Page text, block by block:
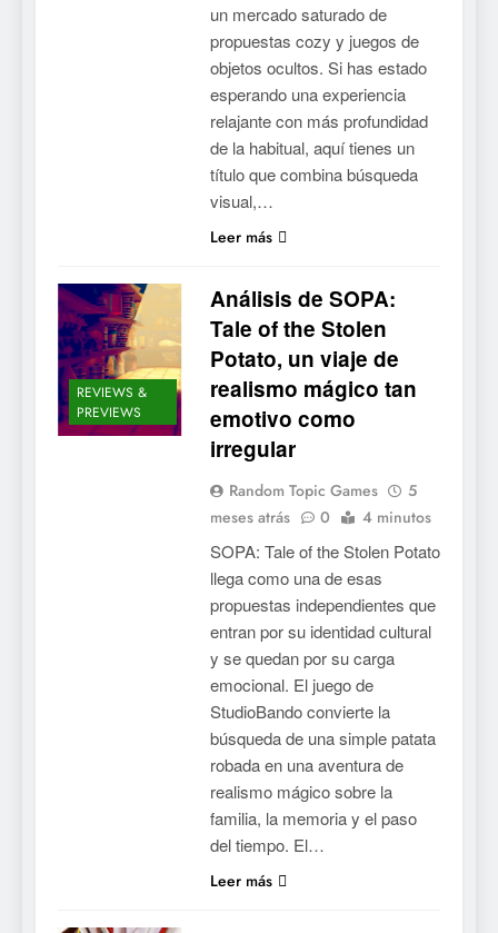
un mercado saturado de
propuestas cozy y juegos de
objetos ocultos. Si has estado
esperando una experiencia
relajante con más profundidad
de la habitual, aquí tienes un
título que combina búsqueda
visual,…
Leer más
REVIEWS &
PREVIEWS
Análisis de SOPA:
Tale of the Stolen
Potato, un viaje de
realismo mágico tan
emotivo como
irregular
Random Topic Games
5
meses atrás
0 4 minutos
SOPA: Tale of the Stolen Potato
llega como una de esas
propuestas independientes que
entran por su identidad cultural
y se quedan por su carga
emocional. El juego de
StudioBando convierte la
búsqueda de una simple patata
robada en una aventura de
realismo mágico sobre la
familia, la memoria y el paso
del tiempo. El…
Leer más